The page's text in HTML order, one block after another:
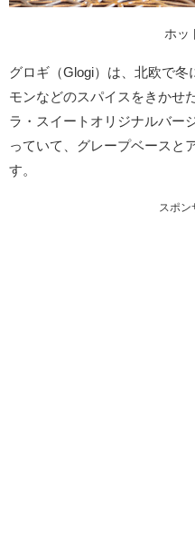
ホッ
グロギ（Glogi）は、北欧で
モンなどのスパイスをきかせ
ラ・スイートオリジナルバー
っていて、グレープベースと
す。
スポン